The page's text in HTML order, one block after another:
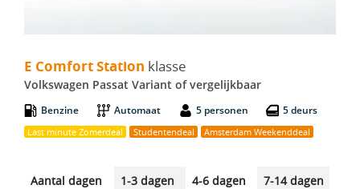
E Comfort Station klasse
Volkswagen Passat Variant of vergelijkbaar
Benzine Automaat 5 personen 5 deurs
Last minute Zomerdeal Studentendeal Amsterdam Weekenddeal
Aantal dagen 1-3 dagen 4-6 dagen 7-14 dagen